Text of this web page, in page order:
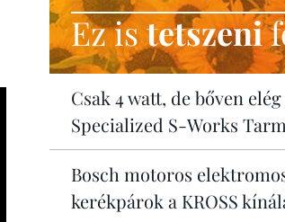
Ez istetszeni
Csak 4 watt, de bőven elég
Specialized S-Works
Bosch motoros
kerékpárok a KROSS